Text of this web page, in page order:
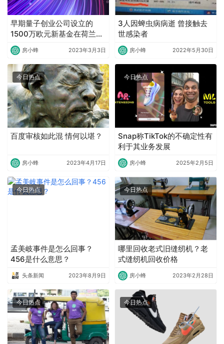
早期量子创业公司设立的
1500万欧元新基金在荷兰启
动
房小蜂 2023年3月3日
3人因蜱虫病病逝 曾接触去
世感染者
房小蜂 2022年5月30日
今日热点
百度审核如此混 情何以堪？
房小蜂 2023年4月17日
今日热点
Snap称TikTok的不确定性有
利于其业务发展
房小蜂 2025年2月5日
今日热点
孟美岐事件是怎么回事？
456是什么意思？
头条新闻 2023年8月9日
今日热点
哪里回收老式旧缝纫机？老
式缝纫机回收价格
房小蜂 2023年2月28日
今日热点 今日热点